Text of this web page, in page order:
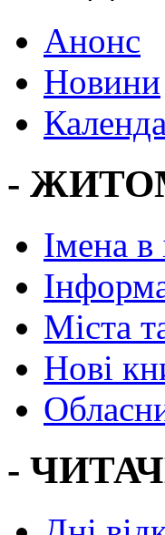
Анонс
Новини
-
Імена в
Міста
Нові
-